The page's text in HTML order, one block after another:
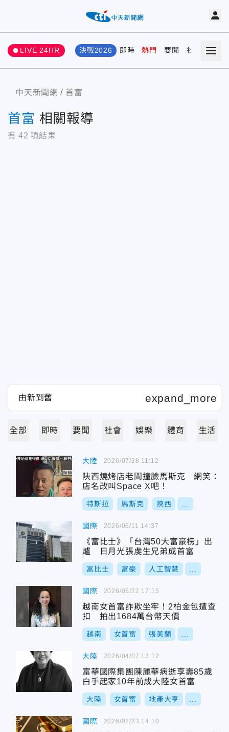
LIVE 24HR 決戰2026 即時 熱門 要聞 社會 娛樂
中天新聞網 首富
首富 相關報導
有 42 項結果
全部 即時 要聞 社會 娛樂 體育 生活
大陸
陝西燒烤店老闆撞臉馬斯克 網笑：
店名改叫Space X吧！
特斯拉 馬斯克 陝西
2026/07/28 11:12
國際
《富比士》「台灣50大富豪榜」出
爐 日月光張虔生兄弟成首富
富比士 富豪 人工智慧
2026/06/11 14:37
國際
越南女首富詐欺坐牢！2柏金包遭查
扣 拍出1684萬台幣天價
越南 女首富 張美蘭
2026/05/22 17:15
大陸
富華國際集團陳麗華病逝享壽85歲
白手起家10年前成大陸女首富
大陸 女首富 地產大亨
2026/04/07 13:12
國際 2026/02/23 14:10